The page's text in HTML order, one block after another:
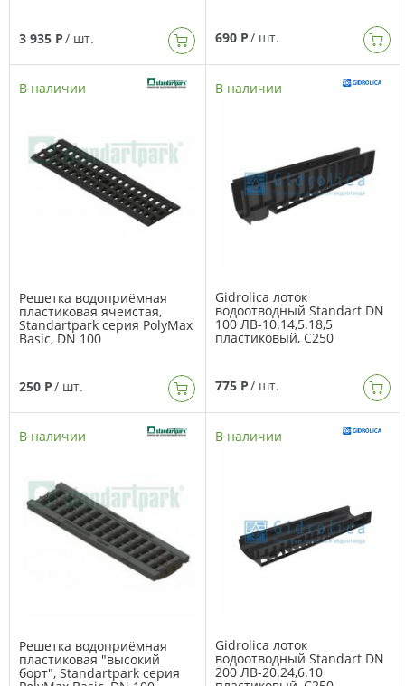
3 935 Р/ шт. 690 Р/ шт.
В наличии
Решетка водоприёмная
пластиковая ячеистая,
Standartpark серия PolyMax
Basic, DN 100
250 Р/ шт.
В наличии
Gidrolica лоток
водоотводный Standart DN
100 ЛВ-10.14,5.18,5
пластиковый, C250
775 Р/ шт.
В наличии
Решетка водоприёмная
пластиковая "высокий
борт", Standartpark серия
В наличии
Gidrolica лоток
водоотводный Standart DN
200 ЛВ-20.24,6.10